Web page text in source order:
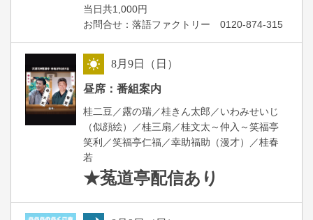
当日共1,000円
お問合せ：落語ファクトリー 0120-874-315
8月9日（日）
昼席：番組案内
桂二豆／露の瑞／桂きん太郎／いわみせいじ
（似顔絵）／桂三扇／桂文太～仲入～笑福亭
笑利／笑福亭仁福／幸助福助（漫才）／桂春
若
★菟道亭配信あり